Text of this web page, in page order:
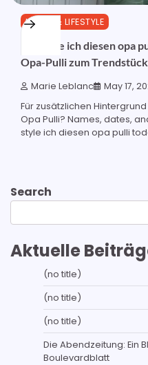
MODE & LIFESTYLE
wie style ich diesen opa
Opa-Pulli zum Trendstück
Marie Leblanc May 17,
Für zusätzlichen
Opa Pulli? Names, dates,
style ich diesen opa pulli
Search
Aktuelle
(no title)
(no title)
(no title)
Die Abendzeitung: Ein
Boulevardblatt